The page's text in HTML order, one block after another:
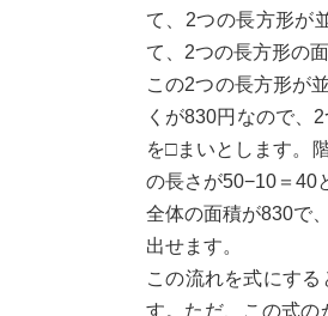
て、2つの長方形が
て、2つの長方形の
この2つの長方形が
くが830円なので、
を□まいとします。
の長さが50−10＝40
全体の面積が830で
出せます。
この流れを式にす
す。ただ、この式の